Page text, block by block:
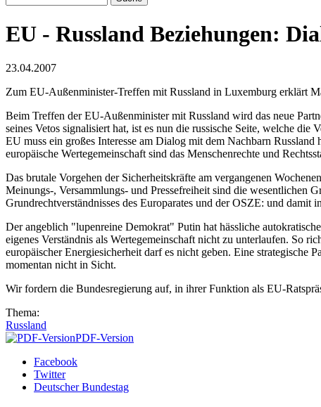
EU - Russland Beziehungen:
23.04.2007
Zum EU-Außenminister-Treffen mit Russland in Luxemburg erklärt
Beim Treffen der EU-Außenminister mit Russland wird das neue
seines Vetos signalisiert hat, ist es nun die russische Seite, welche
EU muss ein großes Interesse am Dialog mit dem Nachbarn
europäische Wertegemeinschaft sind das Menschenrechte und
Das brutale Vorgehen der Sicherheitskräfte am vergangenen
Meinungs-, Versammlungs- und Pressefreiheit sind die wesentlichen
Grundrechtverständnisses des Europarates und der OSZE: und damit
Der angeblich "lupenreine Demokrat" Putin hat hässliche
eigenes Verständnis als Wertegemeinschaft nicht zu unterlaufen. So
europäischer Energiesicherheit darf es nicht geben. Eine strategische
momentan nicht in Sicht.
Wir fordern die Bundesregierung auf, in ihrer Funktion als EU-
Thema:
Russland
PDF-Version
Facebook
Twitter
Deutscher Bundestag